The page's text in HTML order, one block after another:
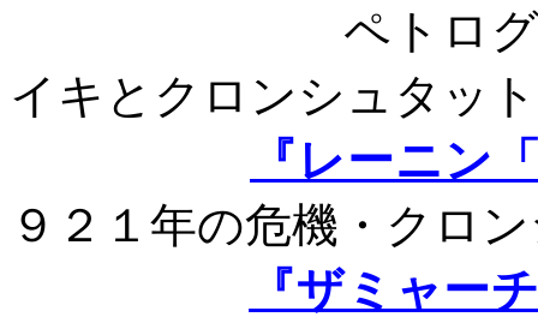
ペトロ
イキとクロンシュタッ
『レーニン
９２１年の危機・クロ
『ザミャー